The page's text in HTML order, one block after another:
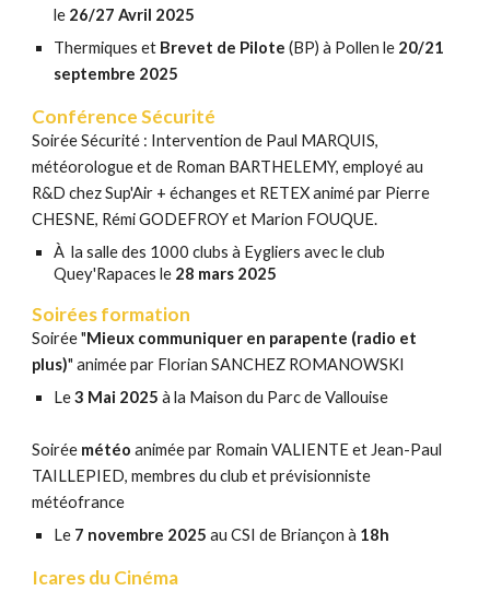
le 26/27 Avril 2025
Thermiques et Brevet de Pilote (BP) à Pollen le 20/21
septembre 2025
ConférenceSécurité
Soirée Sécurité : Intervention de Paul MARQUIS,
météorologue et de Roman BARTHELEMY, employé au
R&D chez Sup'Air + échanges et RETEX animé par Pierre
CHESNE, Rémi GODEFROY et Marion FOUQUE.
À la salle des 1000 clubs à Eygliers avec le club
Quey'Rapaces le 28 mars 2025
Soirées formation
Soirée "Mieux communiquer en parapente (radio et
plus)" animée par Florian SANCHEZ ROMANOWSKI
Le3 Mai 2025 à la Maison du Parc de Vallouise
Soirée météo animée par Romain VALIENTEet Jean-Paul
TAILLEPIED, membres du club et prévisionniste
météofrance
Le 7 novembre 2025 au CSI de Briançon à 18h
Icares du Cinéma